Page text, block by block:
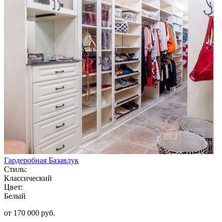
Гардеробная Базавлук
Стиль:
Классический
Цвет:
Белый
от 170 000 руб.